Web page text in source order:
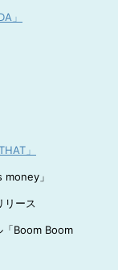
」
」
」
リース
「Boom Boom